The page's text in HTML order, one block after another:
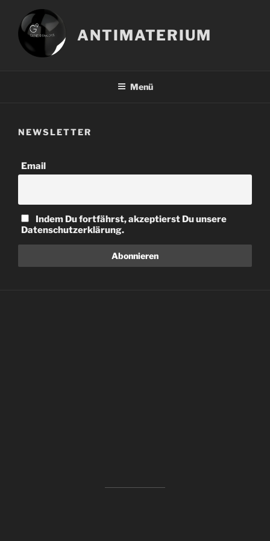
Inhalt
springen
ANTIMATERIUM
Menü
NEWSLETTER
Email
Indem Du fortfährst, akzeptierst Du unsere
Datenschutzerklärung.